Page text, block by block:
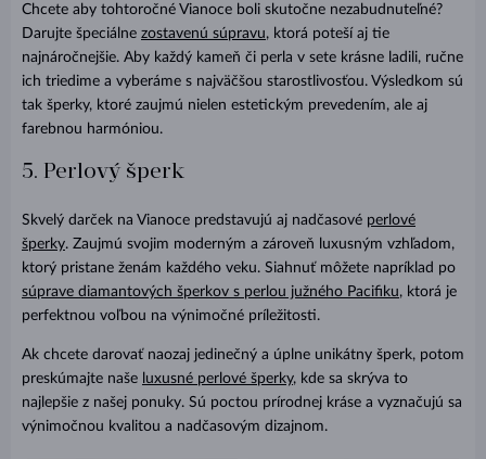
Chcete aby tohtoročné Vianoce boli skutočne nezabudnuteľné?
Darujte špeciálne zostavenú súpravu, ktorá poteší aj tie
najnáročnejšie. Aby každý kameň či perla v sete krásne ladili, ručne
ich triedime a vyberáme s najväčšou starostlivosťou. Výsledkom sú
tak šperky, ktoré zaujmú nielen estetickým prevedením, ale aj
farebnou harmóniou.
5. Perlový šperk
Skvelý darček na Vianoce predstavujú aj nadčasové perlové
šperky. Zaujmú svojim moderným a zároveň luxusným vzhľadom,
ktorý pristane ženám každého veku. Siahnuť môžete napríklad po
súprave diamantových šperkov s perlou južného Pacifiku, ktorá je
perfektnou voľbou na výnimočné príležitosti.
Ak chcete darovať naozaj jedinečný a úplne unikátny šperk, potom
preskúmajte naše luxusné perlové šperky, kde sa skrýva to
najlepšie z našej ponuky. Sú poctou prírodnej kráse a vyznačujú sa
výnimočnou kvalitou a nadčasovým dizajnom.